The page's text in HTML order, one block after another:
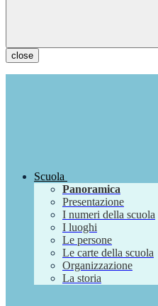
close
Scuola
Panoramica
Presentazione
I numeri della scuola
I luoghi
Le persone
Le carte della scuola
Organizzazione
La storia